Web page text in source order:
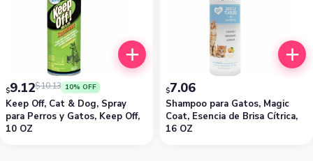
Keep Off, Cat & Dog, Spray
para Perros y Gatos, Keep Off,
10 OZ
$10.13
$9.12 10% OFF
Shampoo para Gatos, Magic
Coat, Esencia de Brisa Cítrica,
16 OZ
$7.06